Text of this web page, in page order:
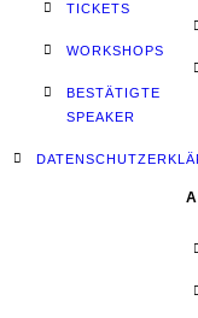
TICKETS
WORKSHOPS
BESTÄTIGTE
SPEAKER